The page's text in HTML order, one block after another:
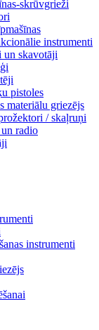
skrūvgrieži
instrumenti
un skavotāji
pistoles
materiālu griezējs
/ skaļruņi
radio
instrumenti